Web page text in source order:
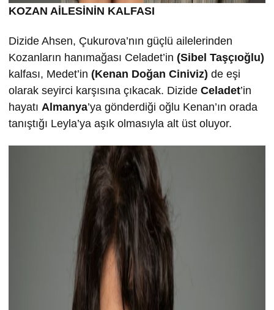
KOZAN AİLESİNİN KALFASI
Dizide Ahsen, Çukurova’nın güçlü ailelerinden
Kozanların hanımağası Celadet’in (Sibel Taşçıoğlu)
kalfası, Medet’in (Kenan Doğan Ciniviz) de eşi
olarak seyirci karşısına çıkacak. Dizide Celadet’in
hayatı Almanya’ya gönderdiği oğlu Kenan’ın orada
tanıştığı Leyla’ya aşık olmasıyla alt üst oluyor.